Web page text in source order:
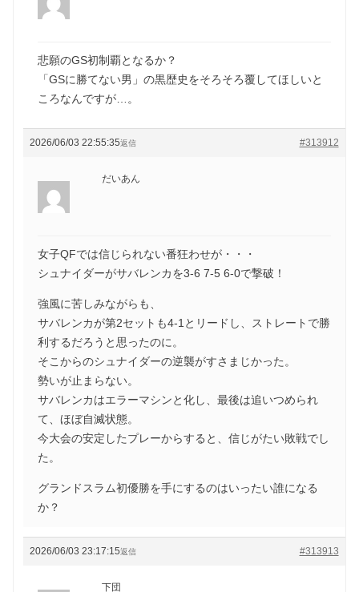
悲願のGS初制覇となるか？
「GSに勝てない男」の黒歴史をそろそろ覆してほしいと
ころなんですが…。
2026/06/03 22:55:35 #313912
返信
だいあん
女子QFでは信じられない番狂わせが・・・
シュナイダーがサバレンカを3-6 7-5 6-0で撃破！
強風に苦しみながらも、
サバレンカが第2セットも4-1とリードし、ストレートで勝
利するだろうと思ったのに。
そこからのシュナイダーの逆襲がすさまじかった。
勢いが止まらない。
サバレンカはエラーマシンと化し、最後は追いつめられ
て、ほぼ自滅状態。
今大会の安定したプレーからすると、信じがたい敗戦でし
た。
グランドスラム初優勝を手にするのはいったい誰になる
か？
2026/06/03 23:17:15 #313913
返信
下団